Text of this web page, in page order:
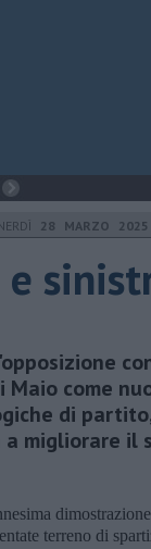
28 MARZO 2025
e
Maio come
di
a migliorare il
terreno di